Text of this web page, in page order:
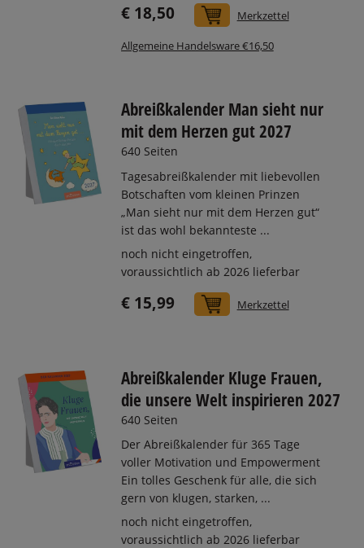
€ 18,50 In den Warenkorb
Merkzettel
Allgemeine Handelsware €16,50
Abreißkalender Man sieht nur
mit dem Herzen gut 2027
640 Seiten
Tagesabreißkalender mit liebevollen
Botschaften vom kleinen Prinzen
„Man sieht nur mit dem Herzen gut“
ist das wohl bekannteste ...
noch nicht eingetroffen,
voraussichtlich ab 2026 lieferbar
€ 15,99 In den Warenkorb
Merkzettel
Abreißkalender Kluge Frauen,
die unsere Welt inspirieren 2027
640 Seiten
Der Abreißkalender für 365 Tage
voller Motivation und Empowerment
Ein tolles Geschenk für alle, die sich
gern von klugen, starken, ...
noch nicht eingetroffen,
voraussichtlich ab 2026 lieferbar